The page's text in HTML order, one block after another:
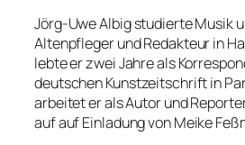
Jörg-Uwe Albig studierte Musik
Altenpfleger und Redakteur in
lebte er zwei Jahre als
deutschen Kunstzeitschrift in
arbeitet er als Autor und
auf auf Einladung von Meike